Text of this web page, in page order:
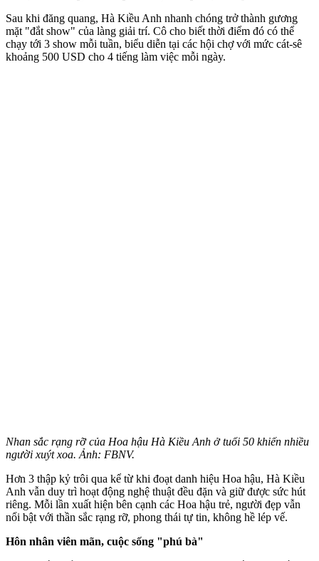
Sau khi đăng quang, Hà Kiều Anh nhanh chóng trở thành gương
mặt "đắt show" của làng giải trí. Cô cho biết thời điểm đó có thể
chạy tới 3 show mỗi tuần, biểu diễn tại các hội chợ với mức cát-sê
khoảng 500 USD cho 4 tiếng làm việc mỗi ngày.
Nhan sắc rạng rỡ của Hoa hậu Hà Kiều Anh ở tuổi 50 khiến nhiều
người xuýt xoa. Ảnh: FBNV.
Hơn 3 thập kỷ trôi qua kể từ khi đoạt danh hiệu Hoa hậu, Hà Kiều
Anh vẫn duy trì hoạt động nghệ thuật đều đặn và giữ được sức hút
riêng. Mỗi lần xuất hiện bên cạnh các Hoa hậu trẻ, người đẹp vẫn
nổi bật với thần sắc rạng rỡ, phong thái tự tin, không hề lép vế.
Hôn nhân viên mãn, cuộc sống "phú bà"